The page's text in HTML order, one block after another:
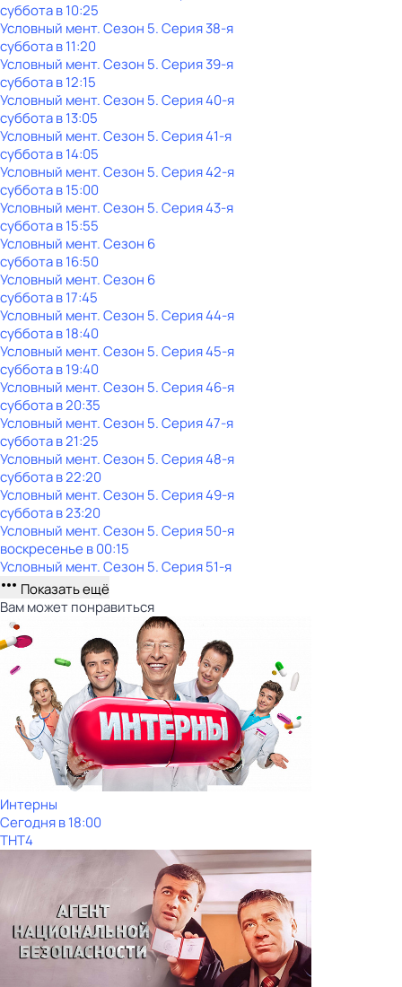
субботав10:25
Условный мент. Сезон 5. Серия 38-я
субботав11:20
Условный мент. Сезон 5. Серия 39-я
субботав12:15
Условный мент. Сезон 5. Серия 40-я
субботав13:05
Условный мент. Сезон 5. Серия 41-я
субботав14:05
Условный мент. Сезон 5. Серия 42-я
субботав15:00
Условный мент. Сезон 5. Серия 43-я
субботав15:55
Условный мент. Сезон 6
субботав16:50
Условный мент. Сезон 6
субботав17:45
Условный мент. Сезон 5. Серия 44-я
субботав18:40
Условный мент. Сезон 5. Серия 45-я
субботав19:40
Условный мент. Сезон 5. Серия 46-я
субботав20:35
Условный мент. Сезон 5. Серия 47-я
субботав21:25
Условный мент. Сезон 5. Серия 48-я
субботав22:20
Условный мент. Сезон 5. Серия 49-я
субботав23:20
Условный мент. Сезон 5. Серия 50-я
воскресенье в00:15
Условный мент. Сезон 5. Серия 51-я
Показать ещё
Вам может понравиться
Интерны
Сегодня в 18:00
ТНТ4